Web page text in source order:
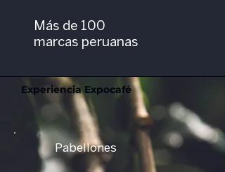
Más de 100
marcas peruanas
Experiencia Expocafé
Pabellones